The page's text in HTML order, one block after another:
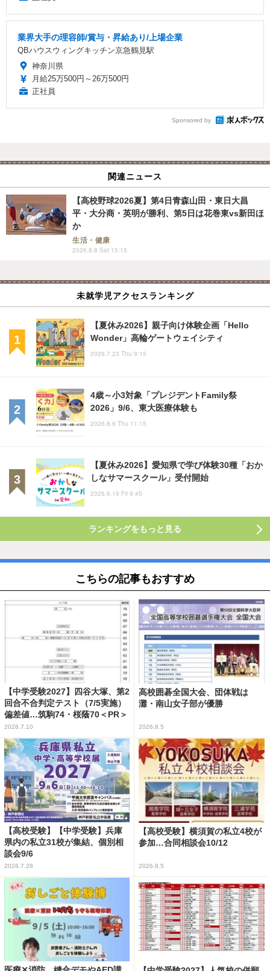
業界大手の理容師/賞与・昇給あり/上場企業
QBハウスウィングキッチン京急鶴見駅
神奈川県
月給25万500円～26万500円
正社員
Sponsored by
関連ニュース
【高校野球2026夏】第4日青森山田・東日大昌
平・大分商・英明が勝利、第5日は花巻東vs新田ほ
か
生活・健康
2026.8.8 Sat 15:15
未就学児アクセスランキング
【夏休み2026】親子向け体験企画「Hello
Wonder」高輪ゲートウェイシティ
2026.7.23 Thu 9:15
4歳～小3対象「プレジデントFamily祭
2026」9/6、東大医療体験も
2026.8.6 Thu 11:15
【夏休み2026】愛知県で学び体験30種「おか
しなサマースクール」受付開始
2026.6.19 Fri 9:45
ランキングをもっと見る
こちらの記事もおすすめ
【中学受験2027】四谷大塚、第2
回合不合判定テスト（7/5実施）
偏差値…筑駒74・桜蔭70＜PR＞
2026.7.10
高校囲碁全国大会、団体戦は
灘・南山女子部が優勝
2026.8.5
【高校受験】【中学受験】兵庫
県内の私立31校が集結、個別相
談会9/6
2026.7.28
【高校受験】横須賀の私立4校が
参加…合同相談会10/12
2026.8.5